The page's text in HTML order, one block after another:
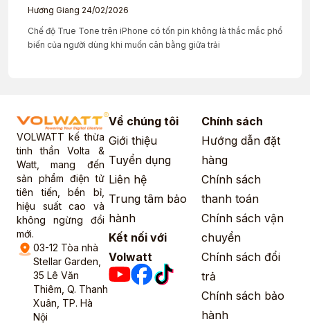
Hương Giang 24/02/2026
Chế độ True Tone trên iPhone có tốn pin không là thắc mắc phổ
biến của người dùng khi muốn cân bằng giữa trải
VOLWATT kế thừa
tinh thần Volta &
Watt, mang đến
sản phẩm điện tử
tiên tiến, bền bỉ,
hiệu suất cao và
không ngừng đổi
mới.
03-12 Tòa nhà
Stellar Garden,
35 Lê Văn
Thiêm, Q. Thanh
Xuân, TP. Hà
Nội
Về chúng tôi
Giới thiệu
Tuyển dụng
Liên hệ
Trung tâm bảo
hành
Kết nối với
Volwatt
Chính sách
Hướng dẫn đặt
hàng
Chính sách
thanh toán
Chính sách vận
chuyển
Chính sách đổi
trả
Chính sách bảo
hành